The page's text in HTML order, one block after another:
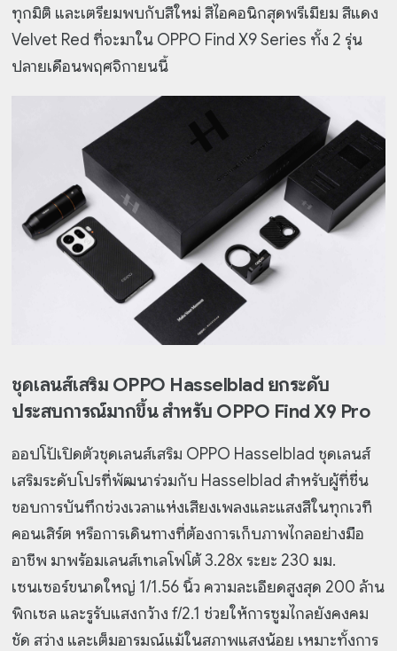
ทุกมิติ และเตรียมพบกับสีใหม่ สีไอคอนิกสุดพรีเมียม สีแดง
Velvet Red ที่จะมาใน OPPO Find X9 Series ทั้ง 2 รุ่น
ปลายเดือนพฤศจิกายนนี้
ชุดเลนส์เสริม OPPO Hasselblad ยกระดับ
ประสบการณ์มากขึ้น สำหรับ OPPO Find X9 Pro
ออปโป้เปิดตัวชุดเลนส์เสริม OPPO Hasselblad ชุดเลนส์
เสริมระดับโปรที่พัฒนาร่วมกับ Hasselblad สำหรับผู้ที่ชื่น
ชอบการบันทึกช่วงเวลาแห่งเสียงเพลงและแสงสีในทุกเวที
คอนเสิร์ต หรือการเดินทางที่ต้องการเก็บภาพไกลอย่างมือ
อาชีพ มาพร้อมเลนส์เทเลโฟโต้ 3.28x ระยะ 230 มม.
เซนเซอร์ขนาดใหญ่ 1/1.56 นิ้ว ความละเอียดสูงสุด 200 ล้าน
พิกเซล และรูรับแสงกว้าง f/2.1 ช่วยให้การซูมไกลยังคงคม
ชัด สว่าง และเต็มอารมณ์แม้ในสภาพแสงน้อย เหมาะทั้งการ